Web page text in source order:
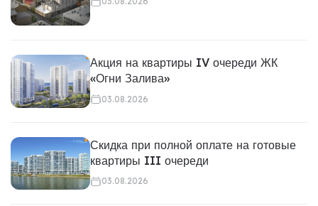
Акция на квартиры IV очереди ЖК
«Огни Залива»
03.08.2026
Скидка при полной оплате на готовые
квартиры III очереди
03.08.2026